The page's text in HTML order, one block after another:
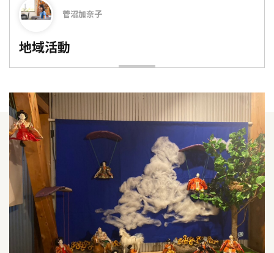
菅沼加奈子
地域活動